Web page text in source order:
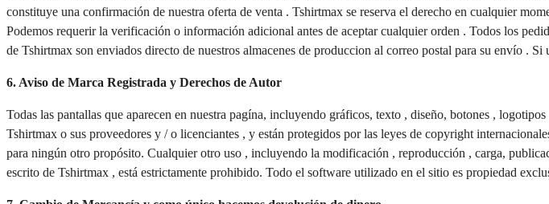
constituye una confirmación de nuestra oferta de venta . Tshirtmax se reserva el derecho en cualquier
Podemos requerir la verificación o información adicional antes de aceptar cualquier orden . Todos los
de Tshirtmax son enviados directo de nuestros almacenes de produccion al correo postal para su envío .
6. Aviso de Marca Registrada y Derechos de Autor
Todas las pantallas que aparecen en nuestra pagína, incluyendo gráficos, texto , diseño, botones ,
Tshirtmax o sus proveedores y / o licenciantes , y están protegidos por las leyes de copyright
para ningún otro propósito. Cualquier otro uso , incluyendo la modificación , reproducción , carga,
escrito de Tshirtmax , está estrictamente prohibido. Todo el software utilizado en el sitio es propiedad